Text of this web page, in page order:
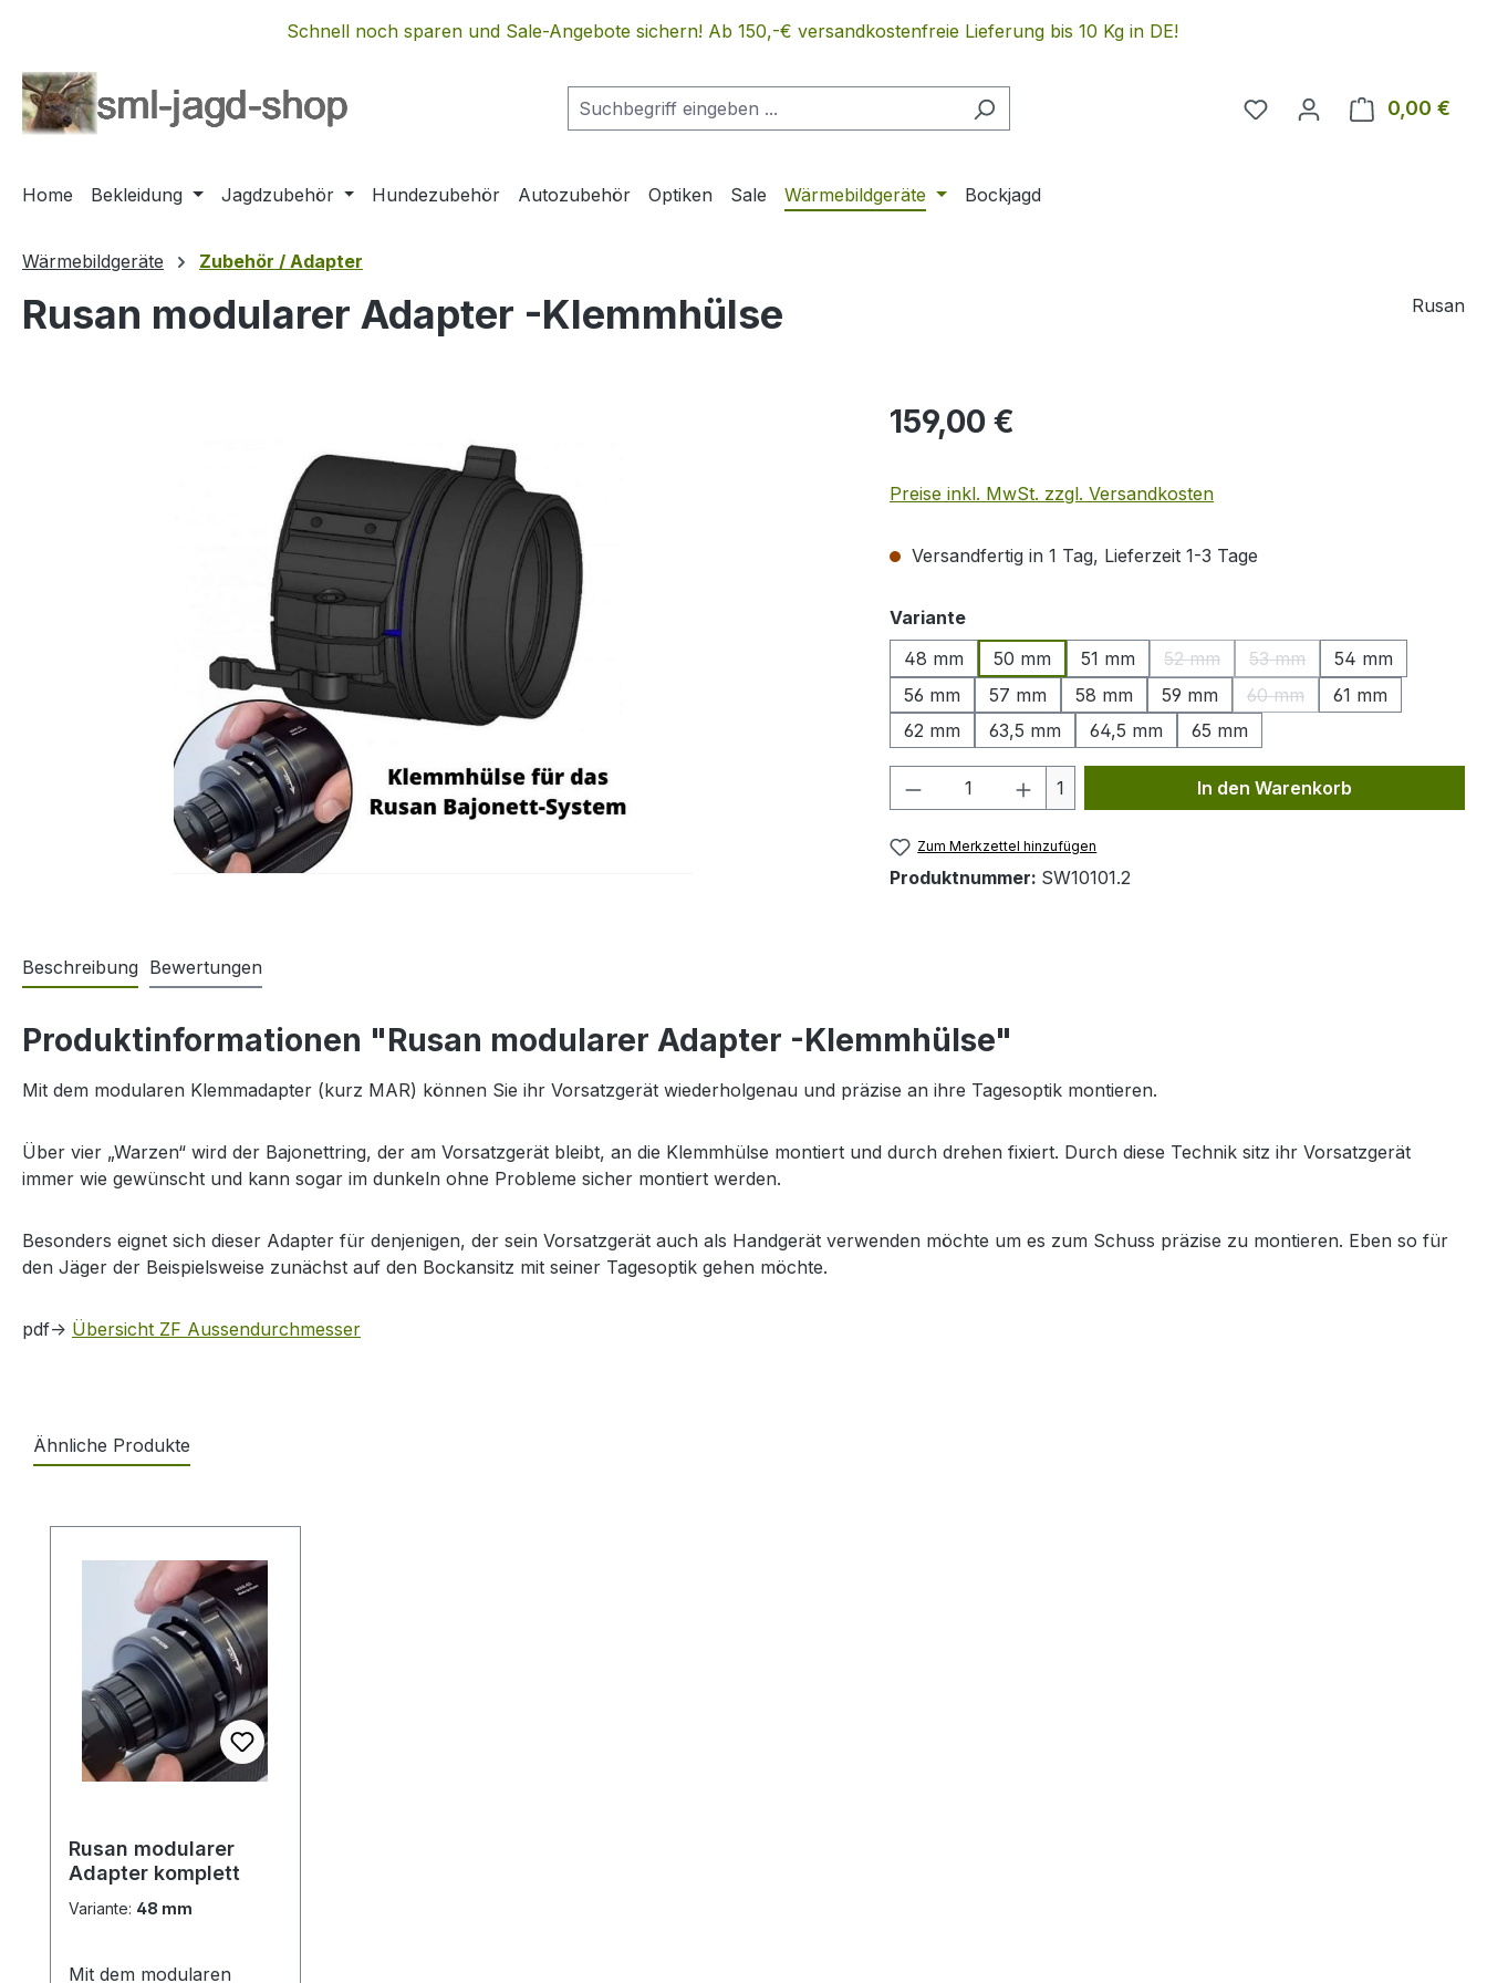
Zur Hauptnavigation springenSchnell noch sparen und Sale-Angebote sichern! Ab 150,-€ versandkostenfreie Lieferung bis 10 Kg in DE!
Du hast 0 Produkte auf
0,00 €
Home Bekleidung Jagdzubehör Hundezubehör Autozubehör Optiken Sale Wärmebildgeräte Bockjagd
Wärmebildgeräte Zubehör / Adapter
Rusan modularer Adapter -Klemmhülse Rusan
Regulärer Preis:
159,00 €
Preise inkl. MwSt. zzgl. Versandkosten
Versandfertig in 1 Tag, Lieferzeit 1-3 Tage
Varianteauswählen
48 mm
50 mm 51 mm 52 mm
(Diese Option ist zurzeit nicht
53 mm
(Diese Option ist zurzeit
54 mm
56 mm
57 mm 58 mm 59 mm 60 mm
(Diese Option ist zurzeit
61 mm
62 mm
63,5 mm 64,5 mm 65 mm
Produkt Anzahl: Gib den gewünschten Wert
1 In den Warenkorb
Zum Merkzettel hinzufügen
Produktnummer: SW10101.2
Beschreibung Bewertungen
Produktinformationen "Rusan modularer Adapter -Klemmhülse"
Mit dem modularen Klemmadapter (kurz MAR) können Sie ihr Vorsatzgerät wiederholgenau und präzise an ihre Tagesoptik montieren.
Über vier „Warzen“ wird der Bajonettring, der am Vorsatzgerät bleibt, an die Klemmhülse montiert und durch drehen fixiert. Durch diese Technik sitz ihr Vorsatzgerät
immer wie gewünscht und kann sogar im dunkeln ohne Probleme sicher montiert werden.
Besonders eignet sich dieser Adapter für denjenigen, der sein Vorsatzgerät auch als Handgerät verwenden möchte um es zum Schuss präzise zu montieren. Eben so für
den Jäger der Beispielsweise zunächst auf den Bockansitz mit seiner Tagesoptik gehen möchte.
pdf-> Übersicht ZF Aussendurchmesser
Ähnliche Produkte
Rusan modularer
Adapter komplett
Variante: 48 mm
Mit dem modularen